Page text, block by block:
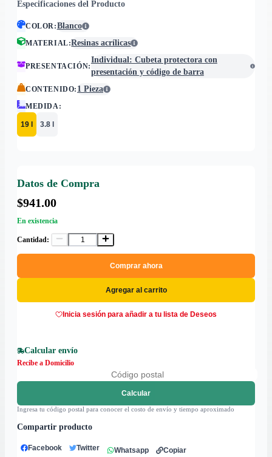
Especificaciones del Producto
COLOR:Blanco
MATERIAL:Resinas acrílicas
PRESENTACIÓN:
Individual: Cubeta protectora con
presentación y código de barra
CONTENIDO: 1 Pieza
MEDIDA:
19 l 3.8 l
Datos de Compra
$941.00
En existencia
Cantidad:
Comprar ahora
Agregar al carrito
Inicia sesión para añadir a tu lista de Deseos
Calcular envío
Recibe a Domicilio
Calcular
Ingresa tu código postal para conocer el costo de envío y tiempo aproximado
Compartir producto
Facebook Twitter Whatsapp Copiar